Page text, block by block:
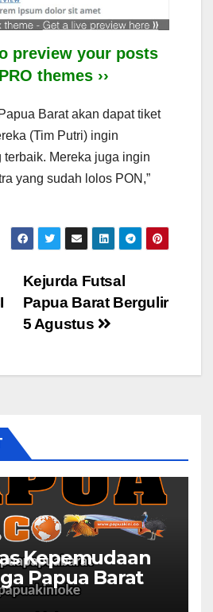
preview your posts
themes ››
Barat akan dapat tiket
(Tim Putri) ingin
terbaik. Mereka juga ingin
yang sudah lolos PON,”
Kejurda Futsal
Papua Barat Bergulir
5 Agustus
Kepemudaan
Papua Barat
Dengan